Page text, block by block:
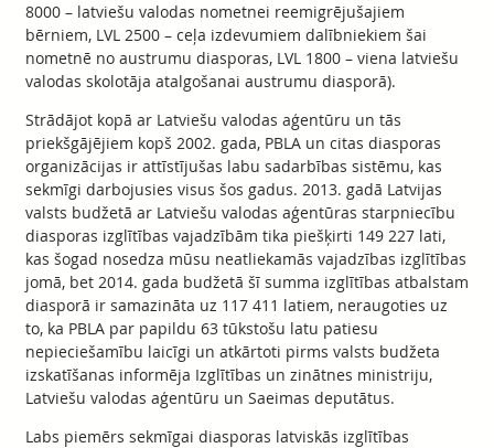
8000 – latviešu valodas nometnei reemigrējušajiem
bērniem, LVL 2500 – ceļa izdevumiem dalībniekiem šai
nometnē no austrumu diasporas, LVL 1800 – viena latviešu
valodas skolotāja atalgošanai austrumu diasporā).
Strādājot kopā ar Latviešu valodas aģentūru un tās
priekšgājējiem kopš 2002. gada, PBLA un citas diasporas
organizācijas ir attīstījušas labu sadarbības sistēmu, kas
sekmīgi darbojusies visus šos gadus. 2013. gadā Latvijas
valsts budžetā ar Latviešu valodas aģentūras starpniecību
diasporas izglītības vajadzībām tika piešķirti 149 227 lati,
kas šogad nosedza mūsu neatliekamās vajadzības izglītības
jomā, bet 2014. gada budžetā šī summa izglītības atbalstam
diasporā ir samazināta uz 117 411 latiem, neraugoties uz
to, ka PBLA par papildu 63 tūkstošu latu patiesu
nepieciešamību laicīgi un atkārtoti pirms valsts budžeta
izskatīšanas informēja Izglītības un zinātnes ministriju,
Latviešu valodas aģentūru un Saeimas deputātus.
Labs piemērs sekmīgai diasporas latviskās izglītības